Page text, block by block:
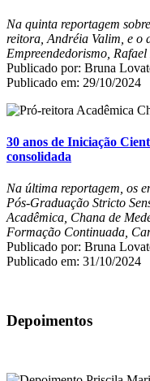
Na quinta reportagem
reitora, Andréia Valim, e o
Empreendedorismo,
Publicado por: Bruna
Publicado em: 29/10/2024
30 anos de Iniciação
consolidada
Na última reportagem, os
Pós-Graduação Stricto
Acadêmica, Chana de
Formação Continuada,
Publicado por: Bruna
Publicado em: 31/10/2024
Depoimentos